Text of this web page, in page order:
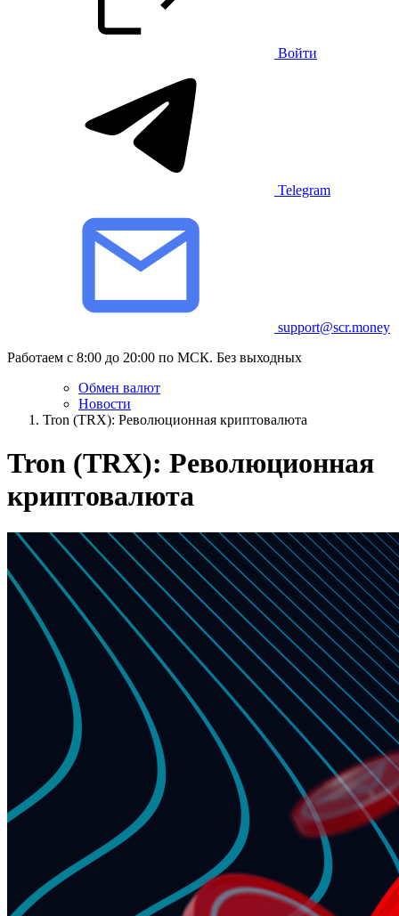
Войти
Telegram
support@scr.money
Работаем с 8:00 до 20:00 по МСК. Без выходных
Обмен валют
Новости
Tron (TRX): Революционная криптовалюта
Tron (TRX): Революционная
криптовалюта